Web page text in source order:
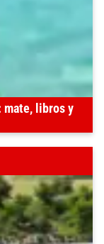
mate, libros y